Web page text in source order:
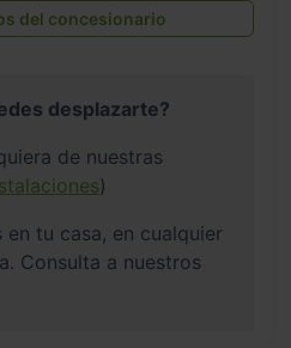
del concesionario
desplazarte?
de nuestras
)
en tu casa, en cualquier
Consulta a nuestros